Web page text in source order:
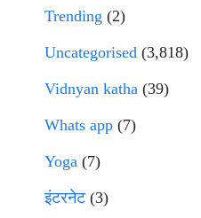
Trending (2)
Uncategorised (3,818)
Vidnyan katha (39)
Whats app (7)
Yoga (7)
इंटरनेट(3)